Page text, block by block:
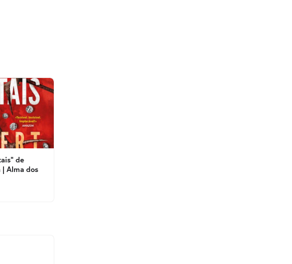
de
| Alma dos